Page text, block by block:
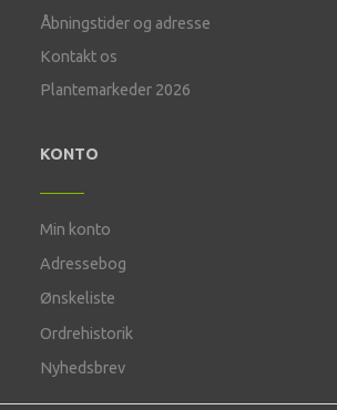
Åbningstider og adresse
Kontakt os
Plantemarkeder 2026
KONTO
Min konto
Adressebog
Ønskeliste
Ordrehistorik
Nyhedsbrev